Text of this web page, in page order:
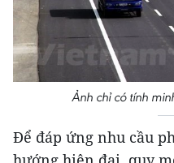
Ảnh chỉ có tính
Để đáp ứng nhu cầu